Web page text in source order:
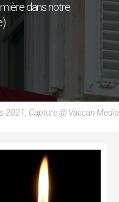
dans notre
2021, Capture @ Vatican Media